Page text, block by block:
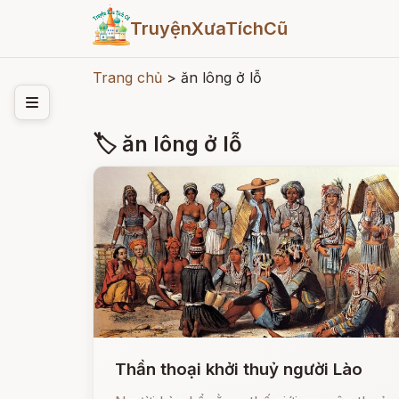
TruyệnXưaTíchCũ
Trang chủ > ăn lông ở lỗ
🏷 ăn lông ở lỗ
Thần thoại khởi thuỷ người Lào